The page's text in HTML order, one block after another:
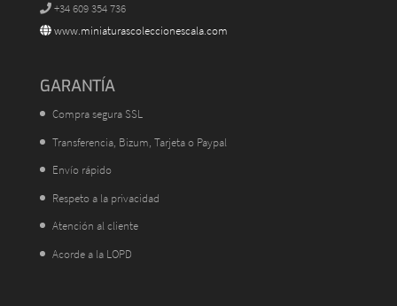
+34 609 354 736
www.miniaturascoleccionescala.com
GARANTÍA
Compra segura SSL
Transferencia, Bizum, Tarjeta o Paypal
Envío rápido
Respeto a la privacidad
Atención al cliente
Acorde a la LOPD